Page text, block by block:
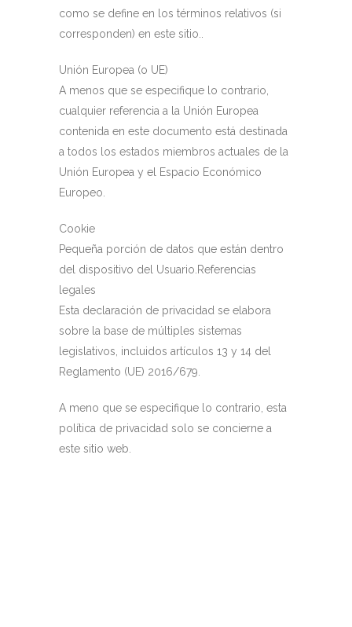
como se define en los términos relativos (si
corresponden) en este sitio..
Unión Europea (o UE)
A menos que se especifique lo contrario,
cualquier referencia a la Unión Europea
contenida en este documento está destinada
a todos los estados miembros actuales de la
Unión Europea y el Espacio Económico
Europeo.
Cookie
Pequeña porción de datos que están dentro
del dispositivo del Usuario.Referencias
legales
Esta declaración de privacidad se elabora
sobre la base de múltiples sistemas
legislativos, incluidos artículos 13 y 14 del
Reglamento (UE) 2016/679.
A meno que se especifique lo contrario, esta
política de privacidad solo se concierne a
este sitio web.